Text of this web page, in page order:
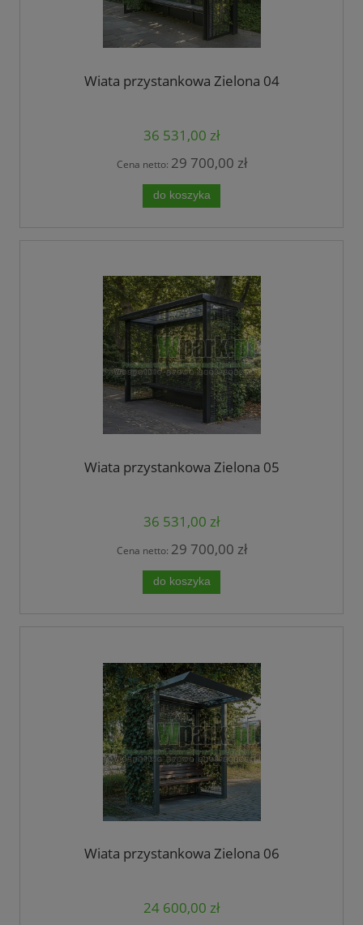
Wiata przystankowa Zielona 04
36 531,00 zł
Cena netto: 29 700,00 zł
do koszyka
Wiata przystankowa Zielona 05
36 531,00 zł
Cena netto: 29 700,00 zł
do koszyka
Wiata przystankowa Zielona 06
24 600,00 zł